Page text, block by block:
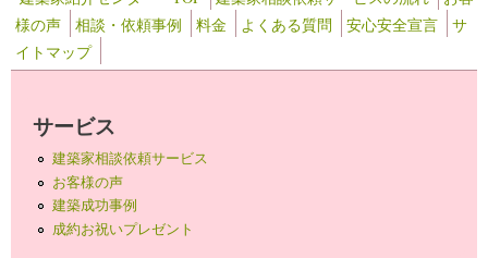
様の声
相談・依頼事例 料金 よくある質問 安心安全宣言
サ
イトマップ
サービス
建築家相談依頼サービス
お客様の声
建築成功事例
成約お祝いプレゼント